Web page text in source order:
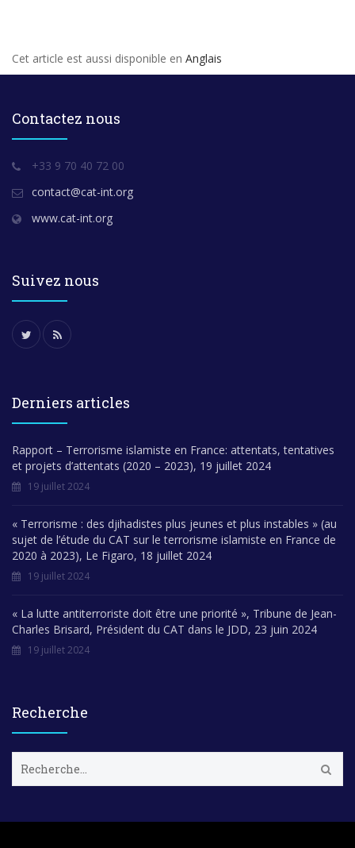
Cet article est aussi disponible en Anglais
Contactez nous
+33 9 70 40 72 00
contact@cat-int.org
www.cat-int.org
Suivez nous
Derniers articles
Rapport – Terrorisme islamiste en France: attentats, tentatives
et projets d’attentats (2020 – 2023), 19 juillet 2024
19 juillet 2024
« Terrorisme : des djihadistes plus jeunes et plus instables » (au
sujet de l’étude du CAT sur le terrorisme islamiste en France de
2020 à 2023), Le Figaro, 18 juillet 2024
19 juillet 2024
« La lutte antiterroriste doit être une priorité », Tribune de Jean-
Charles Brisard, Président du CAT dans le JDD, 23 juin 2024
19 juillet 2024
Recherche
c
e